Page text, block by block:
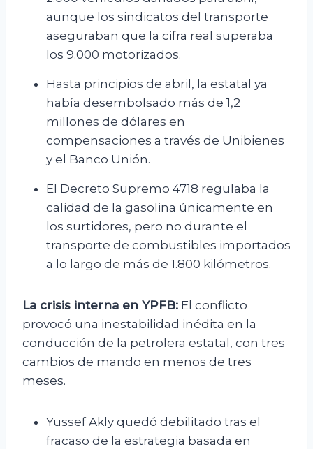
aunque los sindicatos del transporte
aseguraban que la cifra real superaba
los 9.000 motorizados.
Hasta principios de abril, la estatal ya
había desembolsado más de 1,2
millones de dólares en
compensaciones a través de Unibienes
y el Banco Unión.
El Decreto Supremo 4718 regulaba la
calidad de la gasolina únicamente en
los surtidores, pero no durante el
transporte de combustibles importados
a lo largo de más de 1.800 kilómetros.
La crisis interna en YPFB: El conflicto
provocó una inestabilidad inédita en la
conducción de la petrolera estatal, con tres
cambios de mando en menos de tres
meses.
Yussef Akly quedó debilitado tras el
fracaso de la estrategia basada en